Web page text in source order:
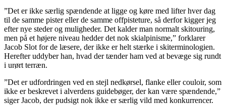
”Det er ikke særlig spændende at ligge og køre med lifter hver dag
til de samme pister eller de samme offpisteture, så derfor kigger jeg
efter nye steder og muligheder. Det kalder man normalt skitouring,
men på et højere niveau hedder det nok skialpinisme,” forklarer
Jacob Slot for de læsere, der ikke er helt stærke i skiterminologien.
Herefter uddyber han, hvad der tænder ham ved at bevæge sig rundt
i urørt terræn.
”Det er udfordringen ved en stejl nedkørsel, flanke eller couloir, som
ikke er beskrevet i alverdens guidebøger, der kan være spændende,”
siger Jacob, der pudsigt nok ikke er særlig vild med konkurrencer.